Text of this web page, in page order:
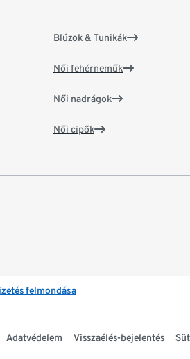
Blúzok & Tunikák
Női fehérneműk
Női nadrágok
Női cipők
felmondása
Adatvédelem Visszaélés-bejelentés